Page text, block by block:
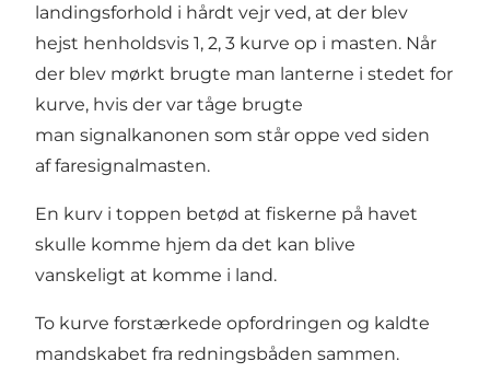
landingsforhold i hårdt vejr ved, at der blev
hejst henholdsvis 1, 2, 3 kurve op i masten. Når
der blev mørkt brugte man lanterne i stedet for
kurve, hvis der var tåge brugte
man signalkanonen som står oppe ved siden
af faresignalmasten.
En kurv i toppen betød at fiskerne på havet
skulle komme hjem da det kan blive
vanskeligt at komme i land.
To kurve forstærkede opfordringen og kaldte
mandskabet fra redningsbåden sammen.